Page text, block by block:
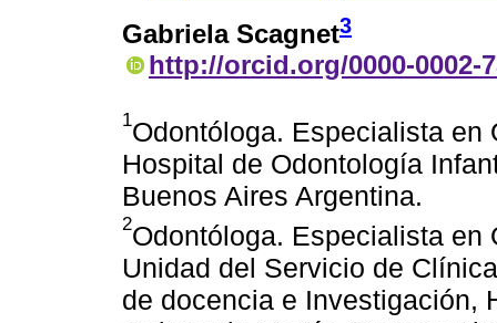
Gabriela Scagnet3
http://orcid.org/0000-0002-
1Odontóloga. Especialista en
Hospital de Odontología
Buenos Aires Argentina.
2Odontóloga. Especialista en
Unidad del Servicio de
de docencia e Investigación,